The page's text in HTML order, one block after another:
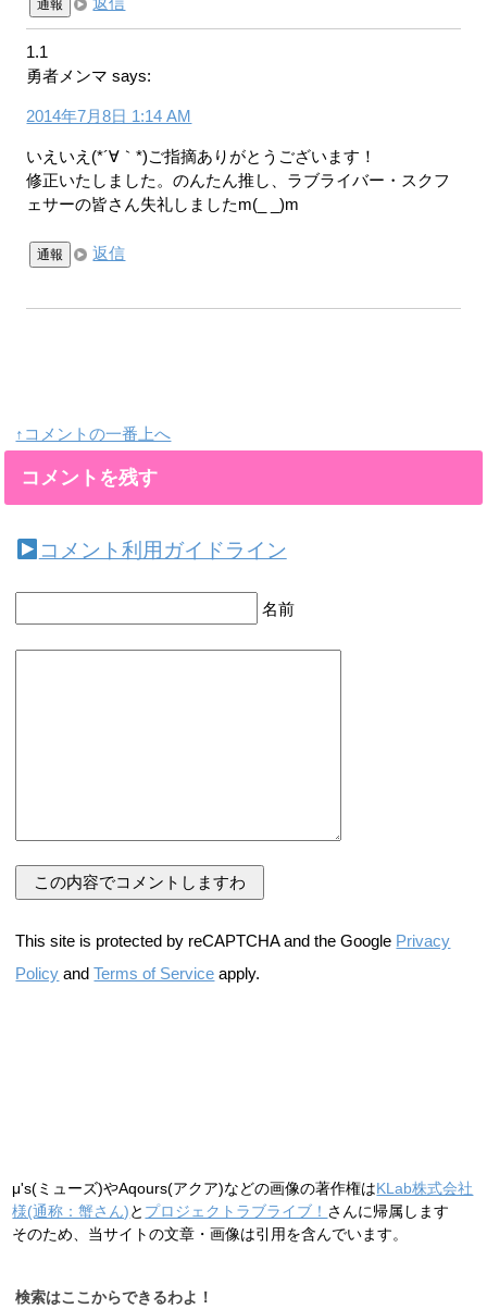
通報
1.1
勇者メンマ says:
2014年7月8日 1:14 AM
いえいえ(*´∀｀*)ご指摘ありがとうございます！
修正いたしました。のんたん推し、ラブライバー・スクフ
ェサーの皆さん失礼しましたm(_ _)m
通報 返信
↑コメントの一番上へ
コメントを残す
コメント利用ガイドライン
名前
This site is protected by reCAPTCHA and the Google Privacy
Policy andTerms of Service apply.
μ's(ミューズ)やAqours(アクア)などの画像の著作権はKLab株式会社
様(通称：蟹さん)と プロジェクトラブライブ！ さんに帰属します
そのため、当サイトの文章・画像は引用を含んでいます。
検索はここからできるわよ！